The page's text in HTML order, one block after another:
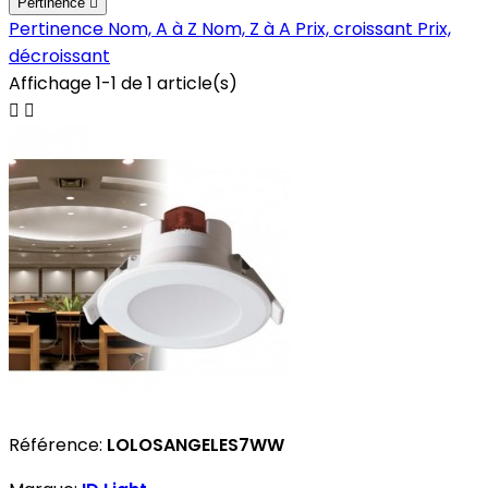
Pertinence Nom, A à Z Nom, Z à A Prix, croissant Prix,
décroissant
Affichage 1-1 de 1 article(s)
 
Référence: LOLOSANGELES7WW